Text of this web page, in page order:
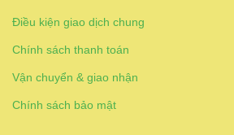
Điều kiện giao dịch chung
Chính sách thanh toán
Vận chuyển & giao nhận
Chính sách bảo mật